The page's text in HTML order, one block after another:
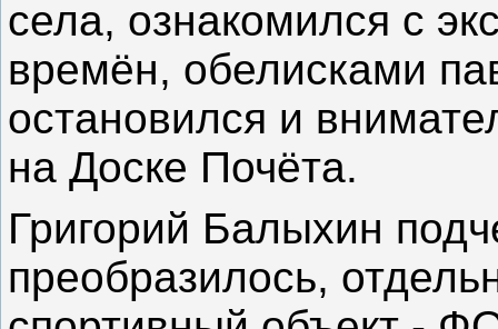
села, ознакомился с
времён, обелисками
остановился и
на Доске Почёта.
Григорий Балыхин
преобразилось,